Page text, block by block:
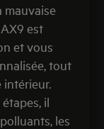
mauvaise
est
et vous
tout
il
les